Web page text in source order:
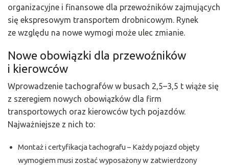
organizacyjne i finansowe dla przewoźników zajmujących
się ekspresowym transportem drobnicowym. Rynek
ze względu na nowe wymogi może ulec zmianie.
Nowe obowiązki dla przewoźników
i kierowców
Wprowadzenie tachografów w busach 2,5–3,5 t wiąże się
z szeregiem nowych obowiązków dla firm
transportowych oraz kierowców tych pojazdów.
Najważniejsze z nich to:
Montaż i certyfikacja tachografu – Każdy pojazd objęty
wymogiem musi zostać wyposażony w zatwierdzony